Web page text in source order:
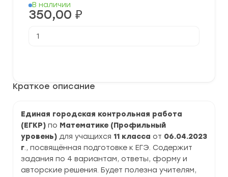
Краткое описание
Единая городская контрольная работа
(ЕГКР) по Математике (Профильный
уровень) для учащихся 11 класса от 06.04.2023
г., посвящённая подготовке к ЕГЭ. Содержит
задания по 4 вариантам, ответы, форму и
авторские решения. Будет полезна учителям,
В наличии
350,00 ₽
товара
в
по
Математике
(Профиль)